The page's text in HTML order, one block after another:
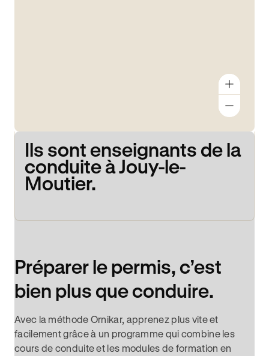
Ils sont enseignants de la
conduite à Jouy-le-
Moutier.
Préparer le permis, c’est
bien plus que conduire.
Avec la méthode Ornikar, apprenez plus vite et
facilement grâce à un programme qui combine les
cours de conduite et les modules de formation en